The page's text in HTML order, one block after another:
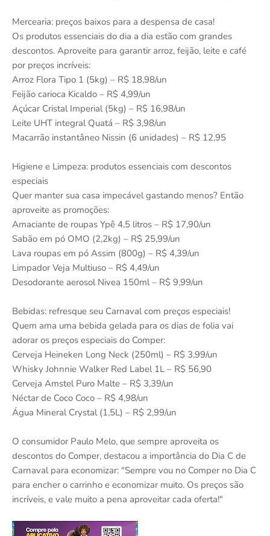
Mercearia: preços baixos para a despensa de casa!
Os produtos essenciais do dia a dia estão com grandes
descontos. Aproveite para garantir arroz, feijão, leite e café
por preços incríveis:
Arroz Flora Tipo 1 (5kg) – R$ 18,98/un
Feijão carioca Kicaldo – R$ 4,99/un
Açúcar Cristal Imperial (5kg) – R$ 16,98/un
Leite UHT integral Quatá – R$ 3,98/un
Macarrão instantâneo Nissin (6 unidades) – R$ 12,95
Higiene e Limpeza: produtos essenciais com descontos
especiais
Quer manter sua casa impecável gastando menos? Então
aproveite as promoções:
Amaciante de roupas Ypê 4,5 litros – R$ 17,90/un
Sabão em pó OMO (2,2kg) – R$ 25,99/un
Lava roupas em pó Assim (800g) – R$ 4,39/un
Limpador Veja Multiuso – R$ 4,49/un
Desodorante aerosol Nivea 150ml – R$ 9,99/un
Bebidas: refresque seu Carnaval com preços especiais!
Quem ama uma bebida gelada para os dias de folia vai
adorar os preços especiais do Comper:
Cerveja Heineken Long Neck (250ml) – R$ 3,99/un
Whisky Johnnie Walker Red Label 1L – R$ 56,90
Cerveja Amstel Puro Malte – R$ 3,39/un
Néctar de Coco Coco – R$ 4,98/un
Água Mineral Crystal (1,5L) – R$ 2,99/un
O consumidor Paulo Melo, que sempre aproveita os
descontos do Comper, destacou a importância do Dia C de
Carnaval para economizar: "Sempre vou no Comper no Dia C
para encher o carrinho e economizar muito. Os preços são
incríveis, e vale muito a pena aproveitar cada oferta!"